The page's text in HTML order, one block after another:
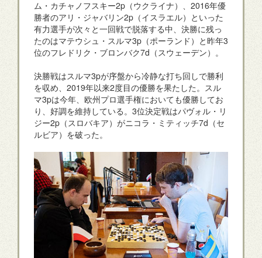
ム・カチャノフスキー2p（ウクライナ）、2016年優
勝者のアリ・ジャバリン2p（イスラエル）といった
有力選手が次々と一回戦で脱落する中、決勝に残っ
たのはマテウシュ・スルマ3p（ポーランド）と昨年3
位のフレドリク・ブロンバク7d（スウェーデン）。
決勝戦はスルマ3pが序盤から冷静な打ち回しで勝利
を収め、2019年以来2度目の優勝を果たした。スル
マ3pは今年、欧州プロ選手権においても優勝してお
り、好調を維持している。3位決定戦はパヴォル・リ
ジー2p（スロバキア）がニコラ・ミティッチ7d（セ
ルビア）を破った。